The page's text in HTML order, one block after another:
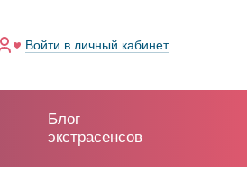
Войти в личный кабинет
Блог
экстрасенсов